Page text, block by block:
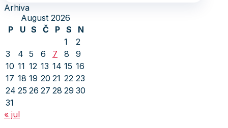
Arhiva
August 2026
P
U S Č P S
N
1
2
3
4 5 6 7 8
9
10 11 12 13 14 15 16
17 18 19 20 21 22 23
24 25 26 27 28 29 30
31
« jul